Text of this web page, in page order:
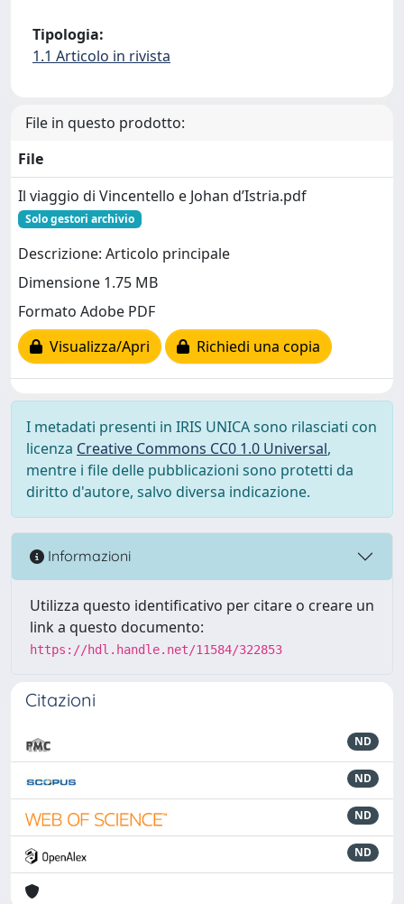
Tipologia:
1.1 Articolo in rivista
File in questo prodotto:
File
Il viaggio di Vincentello e Johan d’Istria.pdf
Solo gestori archivio
Descrizione: Articolo principale
Dimensione 1.75 MB
Formato Adobe PDF
Visualizza/Apri
Richiedi una copia
I metadati presenti in IRIS UNICA sono rilasciati con
licenza Creative Commons CC0 1.0 Universal,
mentre i file delle pubblicazioni sono protetti da
diritto d'autore, salvo diversa indicazione.
Informazioni
Utilizza questo identificativo per citare o creare un
link a questo documento:
https://hdl.handle.net/11584/322853
Citazioni
ND
ND
ND
ND